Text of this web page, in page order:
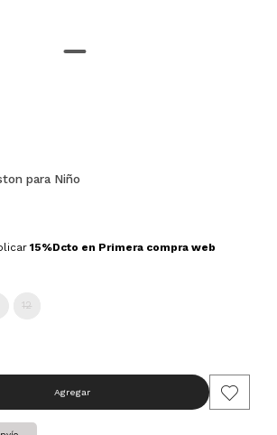
para Niño
15%Dcto en Primera compra web
12
Agregar